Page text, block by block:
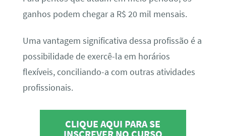
ganhos podem chegar a R$ 20 mil mensais.
Uma vantagem significativa dessa profissão é a
possibilidade de exercê-la em horários
flexíveis, conciliando-a com outras atividades
profissionais.
CLIQUE AQUI PARA SE